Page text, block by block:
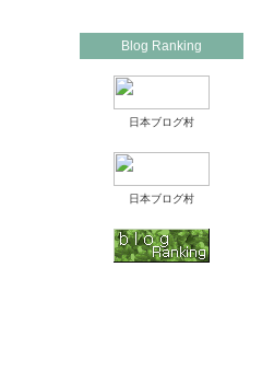
Blog Ranking
日本ブログ村
日本ブログ村